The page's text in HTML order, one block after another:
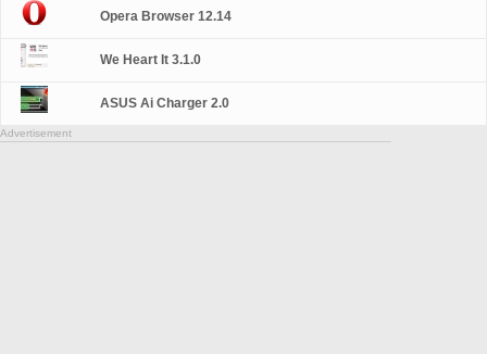
Opera Browser 12.14
We Heart It 3.1.0
ASUS Ai Charger 2.0
Advertisement